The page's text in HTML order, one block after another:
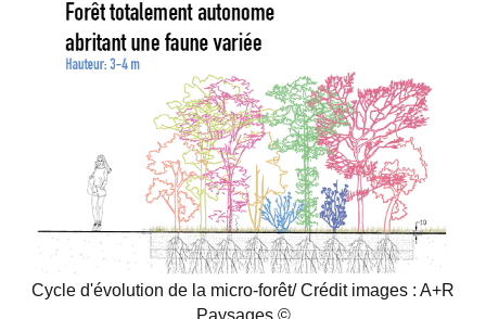
Cycle d'évolution de la micro-forêt/ Crédit images : A+R